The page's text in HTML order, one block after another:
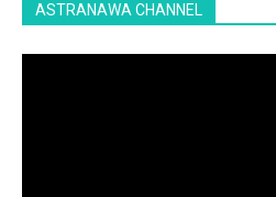
ASTRANAWA CHANNEL